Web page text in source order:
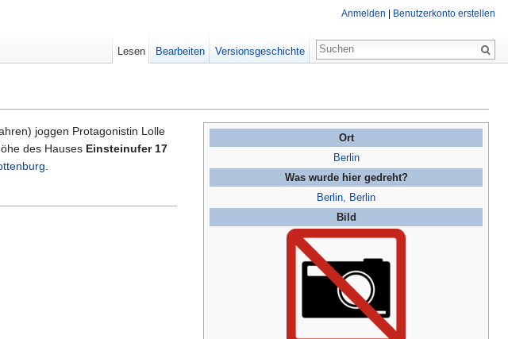
Ort
Berlin
Was wurde hier gedreht?
Berlin, Berlin
Bild
joggen Protagonistin Lolle
des Hauses Einsteinufer 17
.
Anmelden Benutzerkonto erstellen
Lesen Bearbeiten Versionsgeschichte